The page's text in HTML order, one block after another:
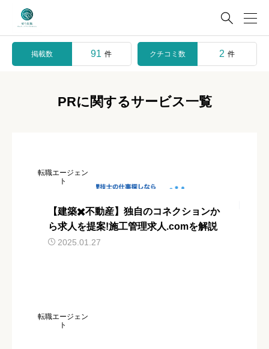

掲載数 91 件 クチコミ数 2 件
PRに関するサービス一覧
転職エージェン
ト
【建築✖️不動産】独自のコネクションか
ら求人を提案!施工管理求人.comを解説
2025.01.27
転職エージェン
ト